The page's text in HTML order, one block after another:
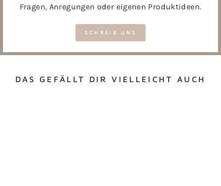
Fragen, Anregungen oder eigenen Produktideen.
SCHREIB UNS
DAS GEFÄLLT DIR VIELLEICHT AUCH